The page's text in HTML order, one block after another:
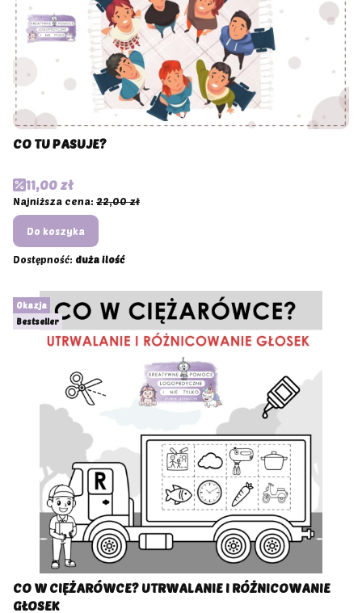
CO TU PASUJE?
Cena promocyjna
11,00 zł
Najniższa cena: 22,00 zł
Do koszyka
Dostępność: duża ilość
Okazja
Bestseller
CO W CIĘŻARÓWCE? UTRWALANIE I RÓŻNICOWANIE
GŁOSEK